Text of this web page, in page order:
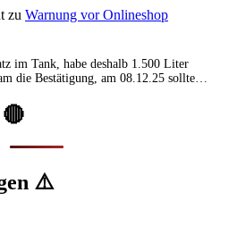
zu Warnung vor Onlineshop
im Tank, habe deshalb 1.500 Liter
die Bestätigung, am 08.12.25 sollte…
⚠️